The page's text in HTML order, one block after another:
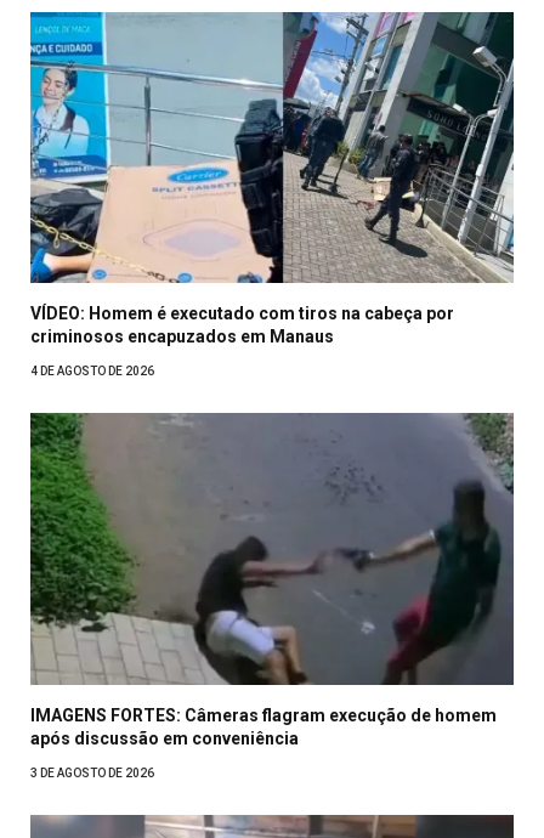
VÍDEO: Homem é executado com tiros na cabeça por
criminosos encapuzados em Manaus
4 DE AGOSTO DE 2026
IMAGENS FORTES: Câmeras flagram execução de homem
após discussão em conveniência
3 DE AGOSTO DE 2026